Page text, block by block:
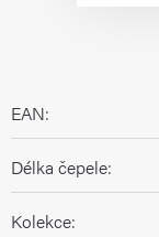
EAN:
Délka čepele:
Kolekce: